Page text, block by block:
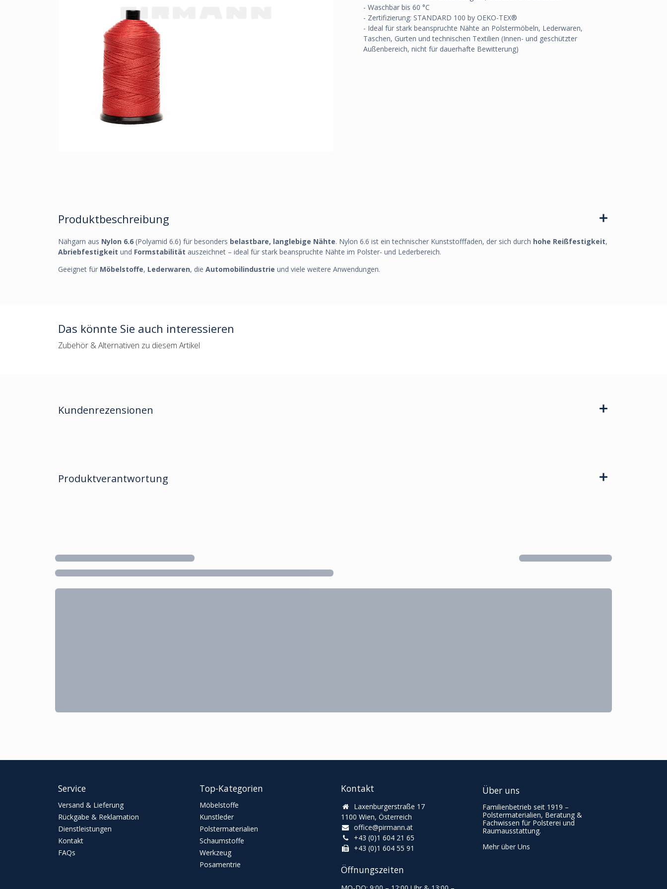
- Waschbar bis 60 °C
- Zertifizierung: STANDARD 100 by OEKO-TEX®
- Ideal für stark beanspruchte Nähte an Polstermöbeln, Lederwaren,
Taschen, Gurten und technischen Textilien (Innen- und geschützter
Außenbereich, nicht für dauerhafte Bewitterung)
Produktbeschreibung
Nähgarn aus Nylon 6.6 (Polyamid 6.6) für besonders belastbare, langlebige Nähte. Nylon 6.6 ist ein technischer Kunststofffaden, der sich durch hohe Reißfestigkeit,
Abriebfestigkeit und Formstabilität auszeichnet – ideal für stark beanspruchte Nähte im Polster- und Lederbereich.
Geeignet für Möbelstoffe, Lederwaren, die Automobilindustrie und viele weitere Anwendungen.
Das könnte Sie auch interessieren
Zubehör & Alternativen zu diesem Artikel
Kundenrezensionen
Produktverantwortung
Service
Versand & Lieferung
Rückgabe & Reklamation
Dienstleistungen
Kontakt
FAQs
Top-Kategorien
Möbelstoffe
Kunstleder
Polstermaterialien
Schaumstoffe
Werkzeug
Posamentrie
Kontakt
Laxenburgerstraße 17
1100 Wien, Österreich
office@pirmann.at
+43 (0)1 604 21 65
+43 (0)1 604 55 91
Öffnungszeiten
Über uns
Familienbetrieb seit 1919 –
Polstermaterialien, Beratung &
Fachwissen für Polsterei und
Raumausstattung.
Mehr über Uns